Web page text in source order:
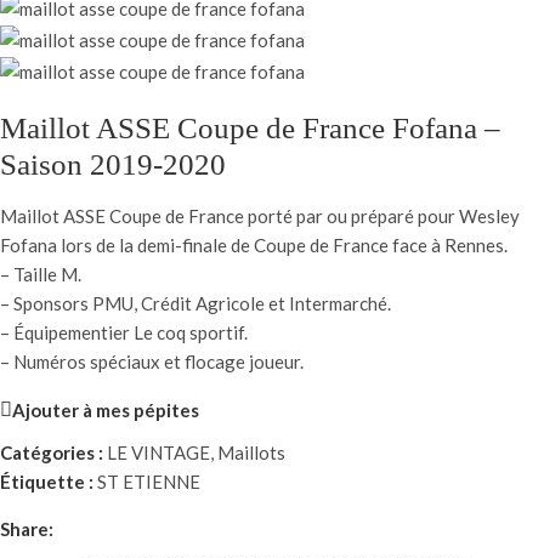
Maillot ASSE Coupe de France Fofana –
Saison 2019-2020
Maillot ASSE Coupe de France porté par ou préparé pour Wesley
Fofana lors de la demi-finale de Coupe de France face à Rennes.
– Taille M.
– Sponsors PMU, Crédit Agricole et Intermarché.
– Équipementier Le coq sportif.
– Numéros spéciaux et flocage joueur.
Ajouter à mes pépites
Catégories : LE VINTAGE, Maillots
Étiquette : ST ETIENNE
Share: